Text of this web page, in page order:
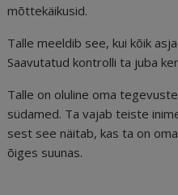
mõttekäikusid.
Talle meeldib see, kui kõik
Saavutatud kontrolli ta juba
Talle on oluline oma
südamed. Ta vajab teiste
sest see näitab, kas ta on
õiges suunas.